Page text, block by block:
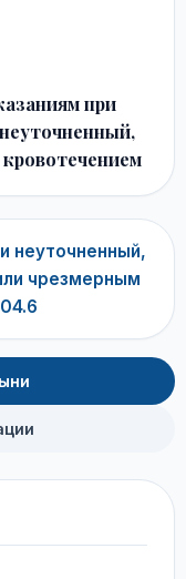
при
неуточненный,
чрезмерным